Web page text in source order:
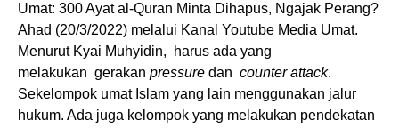
Umat: 300 Ayat al-Quran Minta Dihapus, Ngajak Perang?
Ahad (20/3/2022) melalui Kanal Youtube Media Umat.
Menurut Kyai Muhyidin, harus ada yang
melakukan gerakan pressure dan counter attack.
Sekelompok umat Islam yang lain menggunakan jalur
hukum. Ada juga kelompok yang melakukan pendekatan